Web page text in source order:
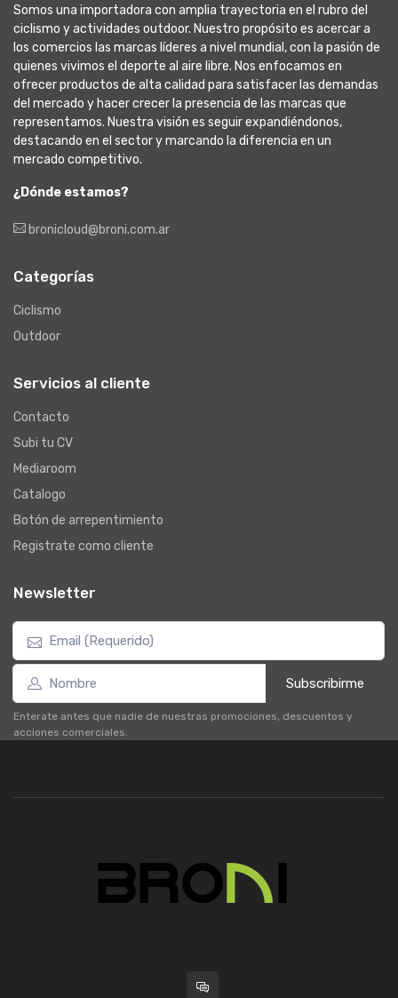
Somos una importadora con amplia trayectoria en el rubro del
ciclismo y actividades outdoor. Nuestro propósito es acercar a
los comercios las marcas líderes a nivel mundial, con la pasión de
quienes vivimos el deporte al aire libre. Nos enfocamos en
ofrecer productos de alta calidad para satisfacer las demandas
del mercado y hacer crecer la presencia de las marcas que
representamos. Nuestra visión es seguir expandiéndonos,
destacando en el sector y marcando la diferencia en un
mercado competitivo.
¿Dónde estamos?
bronicloud@broni.com.ar
Categorías
Ciclismo
Outdoor
Servicios al cliente
Contacto
Subi tu CV
Mediaroom
Catalogo
Botón de arrepentimiento
Registrate como cliente
Newsletter
Subscribirme
Enterate antes que nadie de nuestras promociones, descuentos y
acciones comerciales.